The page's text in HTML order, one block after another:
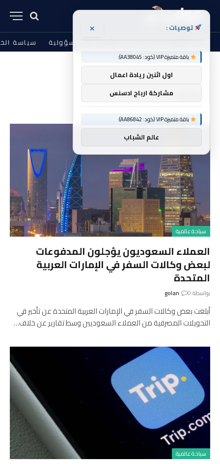
من نحن الشروط والأحكام إخلاء المسؤولية سياسة
الرئيسية » وكالات
وكالات
سياحة عالمية
العملاء السعوديون يؤجلون المدفوعات
لبعض وكالات السفر في الإمارات العربية
المتحدة
بواسطة golan 0
أبلغت بعض وكالات السفر في الإمارات العربية المتحدة عن تأخير في
التحويلات المصرفية من العملاء السعوديين وسط تقارير عن خلاف…
سياحة عالمية
توصيات : ×
باقة متميزة VIP (كود: AA38045):
اول اثنين ريادة اعمال
مشاركة ارباح ادسنس
باقة متميزة VIP (كود: AA86842):
عالم الشباب